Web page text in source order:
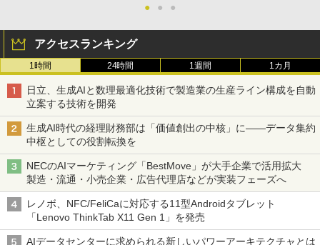
●
● ●
アクセスランキング
1時間 24時間 1週間 1カ月
日立、生成AIと数理最適化技術で製造業の生産ライン構成を自動
立案する技術を開発
生成AI時代の経理財務部は「価値創出の中核」に――データ集約
中枢としての役割転換を
NECのAIマーケティング「BestMove」が大手企業で活用拡大
製造・流通・小売企業・広告代理店などが実装フェーズへ
レノボ、NFC/FeliCaに対応する11型Androidタブレット
「Lenovo ThinkTab X11 Gen 1」を発売
AIデータセンターに求められる新しいパワーアーキテクチャとは